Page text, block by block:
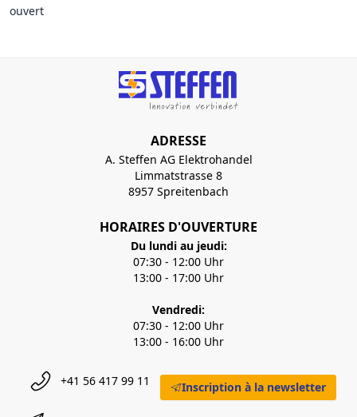
ouvert
ADRESSE
A. Steffen AG Elektrohandel
Limmatstrasse 8
8957 Spreitenbach
HORAIRES D'OUVERTURE
Du lundi au jeudi:
07:30 - 12:00 Uhr
13:00 - 17:00 Uhr
Vendredi:
07:30 - 12:00 Uhr
13:00 - 16:00 Uhr
+41 56 417 99 11 Inscription à la newsletter